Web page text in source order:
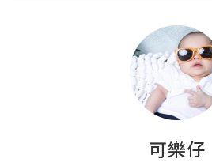
可樂仔